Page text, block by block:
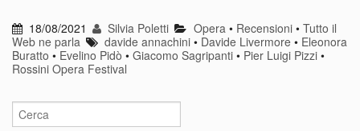
18/08/2021 Silvia Poletti Opera • Recensioni• Tutto il
Web ne parla
davide annachini • Davide Livermore • Eleonora
Buratto • Evelino Pidò • Giacomo Sagripanti • Pier Luigi Pizzi •
Rossini Opera Festival